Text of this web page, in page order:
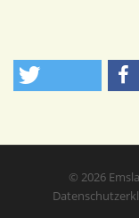
© 2026